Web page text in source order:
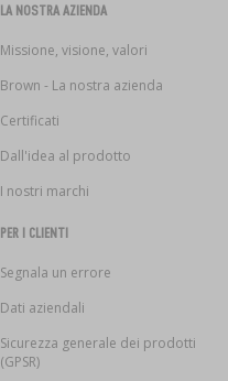
LA NOSTRA AZIENDA
Missione, visione, valori
Brown - La nostra azienda
Certificati
Dall'idea al prodotto
I nostri marchi
PER I CLIENTI
Segnala un errore
Dati aziendali
Sicurezza generale dei prodotti
(GPSR)